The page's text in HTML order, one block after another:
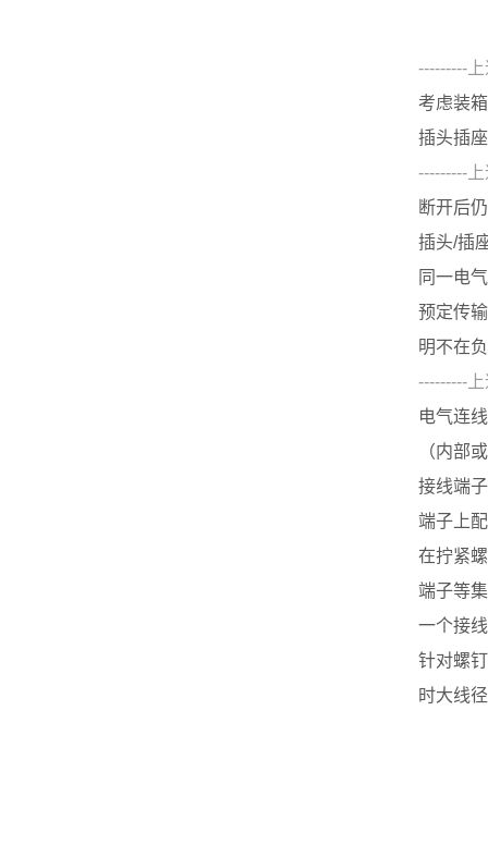
---------
考虑装
插头插
---------
断开后
插头/插
同一电
预定传
明不在
---------
电气连
（内部
接线端
端子上
在拧紧
端子等
一个接
针对螺
时大线